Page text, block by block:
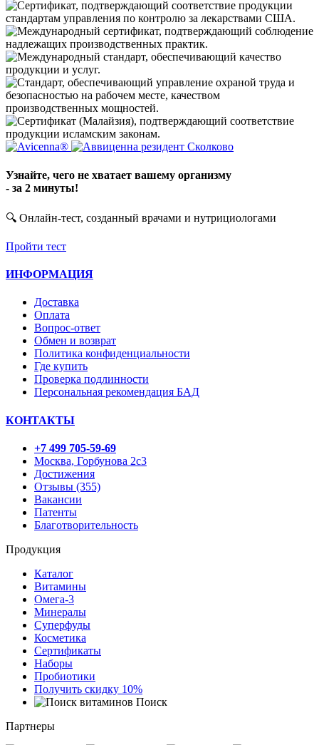
Узнайте, чего не хватает вашему организму
- за 2 минуты!
🔍 Онлайн-тест, созданный врачами и нутрициологами
Пройти тест
ИНФОРМАЦИЯ
Доставка
Оплата
Вопрос-ответ
Обмен и возврат
Политика конфиденциальности
Где купить
Проверка подлинности
Персональная рекомендация БАД
КОНТАКТЫ
+7 499 705-59-69
Москва, Горбунова 2с3
Достижения
Отзывы (355)
Вакансии
Патенты
Благотворительность
Продукция
Каталог
Витамины
Омега-3
Минералы
Суперфуды
Косметика
Сертификаты
Наборы
Пробиотики
Получить скидку 10%
Поиск
Партнеры